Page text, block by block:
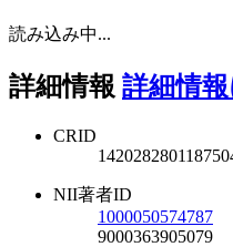
読み込み中...
詳細情報 詳細情
CRID
NII著者ID
1000050574787
9000363905079